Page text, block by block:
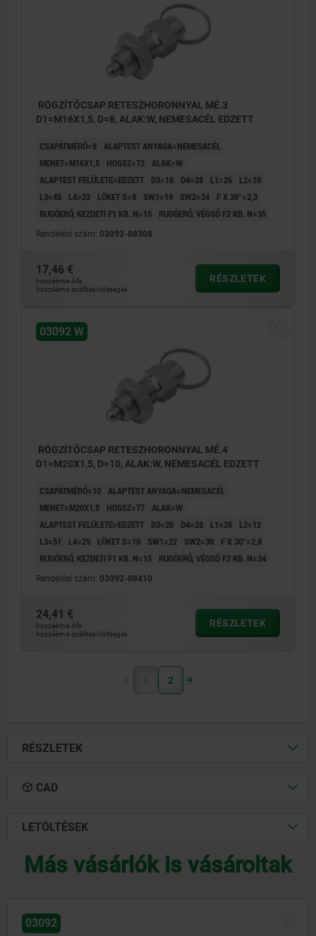
RÖGZÍTŐCSAP RETESZHORONNYAL MÉ.3
D1=M16X1,5, D=8, ALAK:W, NEMESACÉL EDZETT
CSAPÁTMÉRŐ=8 ALAPTEST ANYAGA=NEMESACÉL
MENET=M16X1,5
HOSSZ=72 ALAK=W
ALAPTEST FELÜLETE=EDZETT
D3=16 D4=28 L1=26
L2=10
L3=45
L4=23 LÖKET S=8 SW1=19 SW2=24
F X 30°=2,3
RUGÓERŐ, KEZDETI F1 KB. N=15
RUGÓERŐ, VÉGSŐ F2 KB. N=35
Rendelési szám: 03092-08308
17,46 €
hozzáértve Áfa
hozzáértve szállítási költségek
RÉSZLETEK
03092 W
RÖGZÍTŐCSAP RETESZHORONNYAL MÉ.4
D1=M20X1,5, D=10, ALAK:W, NEMESACÉL EDZETT
CSAPÁTMÉRŐ=10 ALAPTEST ANYAGA=NEMESACÉL
MENET=M20X1,5
HOSSZ=77 ALAK=W
ALAPTEST FELÜLETE=EDZETT
D3=20 D4=28 L1=28
L2=12
L3=51
L4=25 LÖKET S=10 SW1=22 SW2=30
F X 30°=2,8
RUGÓERŐ, KEZDETI F1 KB. N=15
RUGÓERŐ, VÉGSŐ F2 KB. N=34
Rendelési szám: 03092-08410
24,41 €
hozzáértve Áfa
hozzáértve szállítási költségek
RÉSZLETEK
1 2
RÉSZLETEK
CAD
LETÖLTÉSEK
Más vásárlók is vásároltak
03098